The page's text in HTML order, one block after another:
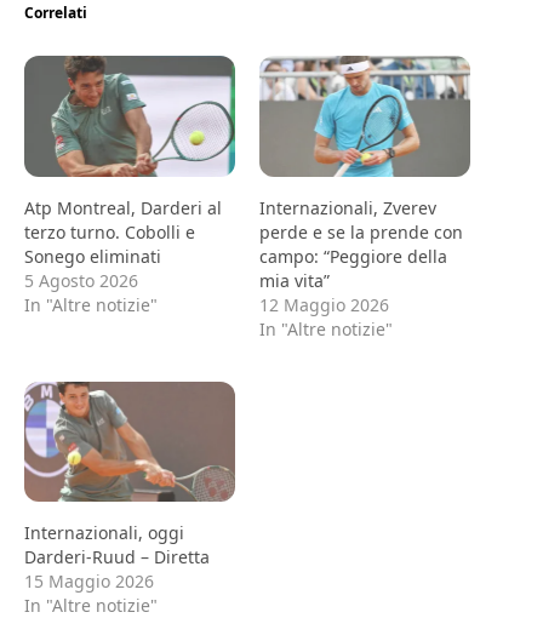
Correlati
Atp Montreal, Darderi al
terzo turno. Cobolli e
Sonego eliminati
5 Agosto 2026
In "Altre notizie"
Internazionali, Zverev
perde e se la prende con
campo: “Peggiore della
mia vita”
12 Maggio 2026
In "Altre notizie"
Internazionali, oggi
Darderi-Ruud – Diretta
15 Maggio 2026
In "Altre notizie"